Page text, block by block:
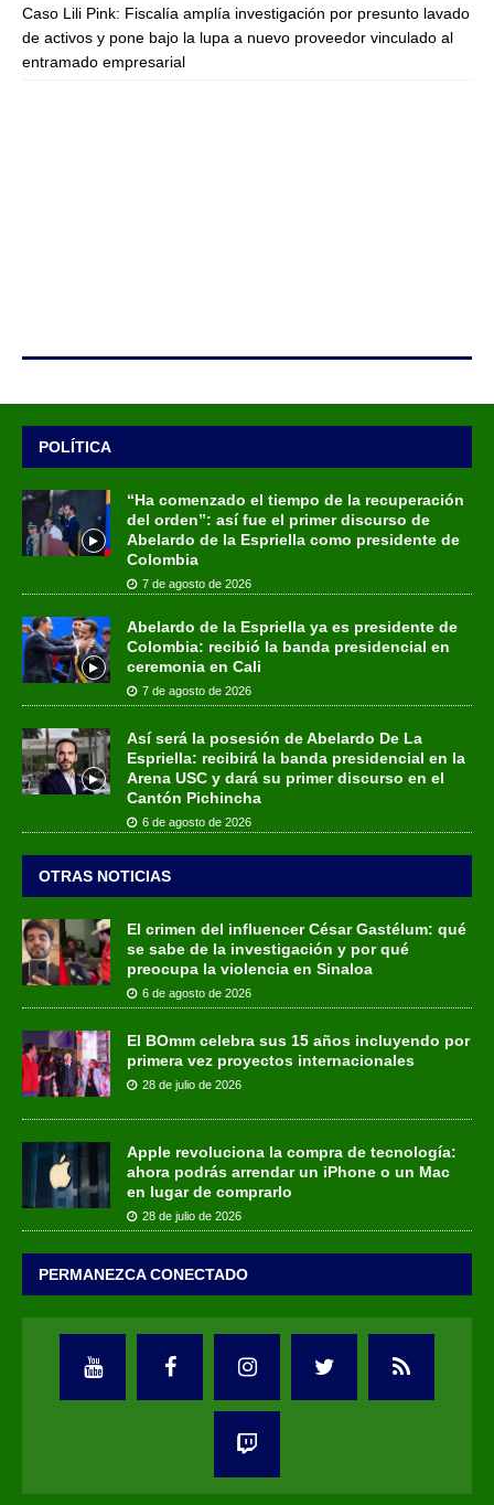
Caso Lili Pink: Fiscalía amplía investigación por presunto lavado
de activos y pone bajo la lupa a nuevo proveedor vinculado al
entramado empresarial
POLÍTICA
“Ha comenzado el tiempo de la recuperación
del orden”: así fue el primer discurso de
Abelardo de la Espriella como presidente de
Colombia
7 de agosto de 2026
Abelardo de la Espriella ya es presidente de
Colombia: recibió la banda presidencial en
ceremonia en Cali
7 de agosto de 2026
Así será la posesión de Abelardo De La
Espriella: recibirá la banda presidencial en la
Arena USC y dará su primer discurso en el
Cantón Pichincha
6 de agosto de 2026
OTRAS NOTICIAS
El crimen del influencer César Gastélum: qué
se sabe de la investigación y por qué
preocupa la violencia en Sinaloa
6 de agosto de 2026
El BOmm celebra sus 15 años incluyendo por
primera vez proyectos internacionales
28 de julio de 2026
Apple revoluciona la compra de tecnología:
ahora podrás arrendar un iPhone o un Mac
en lugar de comprarlo
28 de julio de 2026
PERMANEZCA CONECTADO